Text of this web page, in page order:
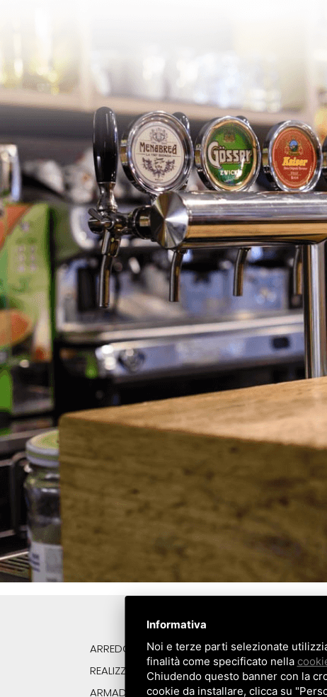
Informativa
Noi e terze parti selezionate
finalità come specificato nella
Chiudendo questo banner con la
cookie da installare, clicca su
ARREDO BAR SU MISURA
REALIZZAZIONI
ARMADI FRIGORIFERIANNI 50